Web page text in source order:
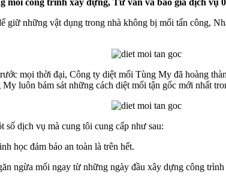
giữ những vật dụng trong nhà không bị mối tấn công,
mọi thời đại, Công ty diệt mối Tùng My đã hoàng
luôn bám sát những cách diệt mối tận gốc mới nhất
dịch vụ mà cung tôi cung cấp như sau:
học đảm bảo an toàn là trên hết.
ngừa mối ngay từ những ngày đầu xây dựng công trình